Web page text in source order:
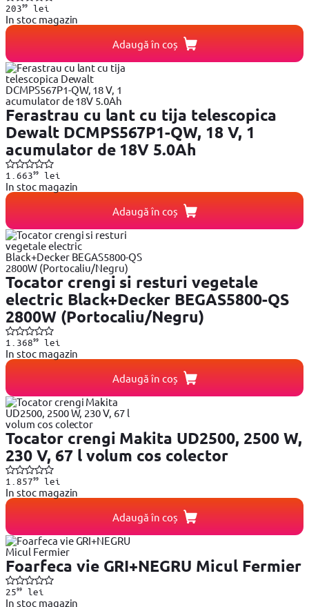
20399lei
In stoc magazin
Adaugă în coș
Ferastrau cu lant cu tija telescopica
Dewalt DCMPS567P1-QW, 18 V, 1
acumulator de 18V 5.0Ah
1.66399lei
In stoc magazin
Adaugă în coș
Tocator crengi si resturi vegetale
electric Black+Decker BEGAS5800-QS
2800W (Portocaliu/Negru)
1.36899lei
In stoc magazin
Adaugă în coș
Tocator crengi Makita UD2500, 2500 W,
230 V, 67 l volum cos colector
1.85799lei
In stoc magazin
Adaugă în coș
Foarfeca vie GRI+NEGRU Micul Fermier
2599lei
In stoc magazin